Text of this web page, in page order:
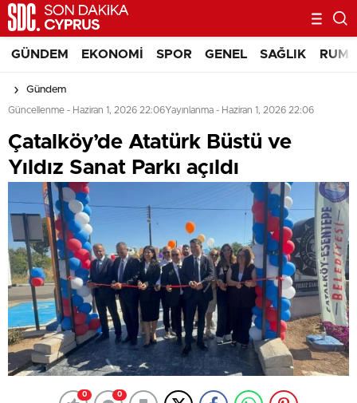
GÜNDEM EKONOMI SPOR GENEL SAĞLIK RUM
Gündem
Güncellenme - Haziran 1, 2026 22:06Yayınlanma - Haziran 1, 2026 22:06
Çatalköy’de Atatürk Büstü ve
Yıldız Sanat Parkı açıldı
0 0